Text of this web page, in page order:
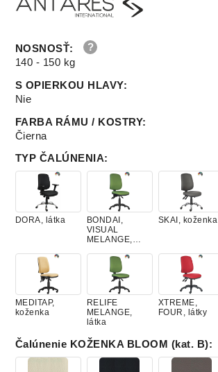
NOSNOSŤ:
140 - 150 kg
S OPIERKOU HLAVY:
Nie
FARBA RÁMU / KOSTRY:
Čierna
TYP ČALÚNENIA:
DORA, látka
BONDAI,
VISUAL
MELANGE,
SKAI, koženka
MEDITAP,
koženka
RELIFE
MELANGE,
látka
XTREME,
FOUR, látky
Čalúnenie KOŽENKA BLOOM (kat. B):